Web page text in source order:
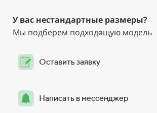
У вас нестандартные размеры?
Мы подберем подходящую модель
Оставить заявку
Написать в мессенджер